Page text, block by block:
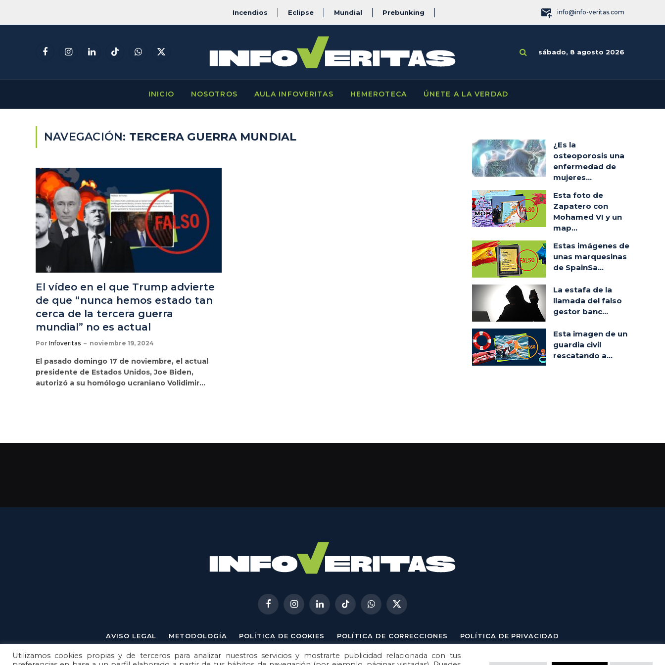
Incendios Eclipse Mundial Prebunking info@info-veritas.com
FacebookInstagramLinkedInTikTokWhatsApp
X
sábado, 8 agosto 2026
INICIO NOSOTROS AULA INFOVERITAS HEMEROTECA ÚNETE A LA VERDAD
NAVEGACIÓN: TERCERA GUERRA MUNDIAL
El vídeo en el que Trump advierte
de que “nunca hemos estado tan
cerca de la tercera guerra
mundial” no es actual
Por Infoveritas noviembre 19, 2024
El pasado domingo 17 de noviembre, el actual
presidente de Estados Unidos, Joe Biden,
autorizó a su homólogo ucraniano Volidimir…
¿Es la
osteoporosis una
enfermedad de
mujeres...
Esta foto de
Zapatero con
Mohamed VI y un
map...
Estas imágenes de
unas marquesinas
de SpainSa...
La estafa de la
llamada del falso
gestor banc...
Esta imagen de un
guardia civil
rescatando a...
FacebookInstagramLinkedInTikTokWhatsApp
X
(Twitter)
AVISO LEGAL METODOLOGÍA POLÍTICA DE COOKIES POLÍTICA DE CORRECCIONES POLÍTICA DE PRIVACIDAD
© 2026 Metech. Todos los derechos reservados.
Utilizamos cookies propias y de terceros para analizar nuestros servicios y mostrarte publicidad relacionada con tus